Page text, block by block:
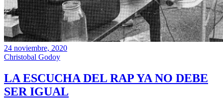
24 noviembre, 2020
Christobal Godoy
LA ESCUCHA DEL RAP YA NO DEBE
SER IGUAL